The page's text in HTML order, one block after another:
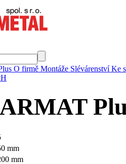
O firmě Montáže SlévárenstvíKe
mm
mm